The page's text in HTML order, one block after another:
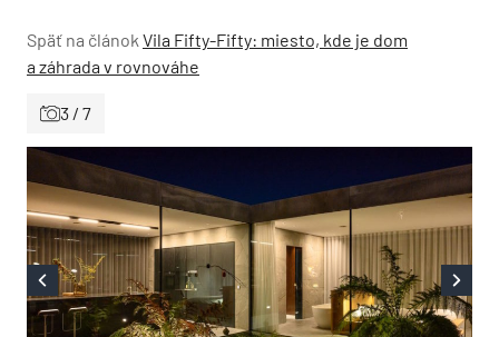
Späť na článok Vila Fifty-Fifty: miesto, kde je dom
a záhrada v rovnováhe
3 / 7